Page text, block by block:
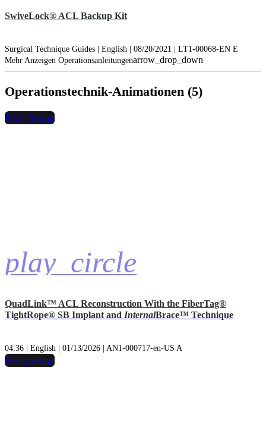
SwiveLock® ACL Backup Kit
Surgical Technique Guides | English | 08/20/2021 | LT1-00068-EN E
Mehr Anzeigen Operationsanleitungenarrow_drop_down
Operationstechnik-Animationen (5)
play_circle
hide_image
QuadLink™ ACL Reconstruction With the FiberTag®
TightRope® SB Implant and InternalBrace™ Technique
04:36 | English | 01/13/2026 | AN1-000717-en-US A
hide_image